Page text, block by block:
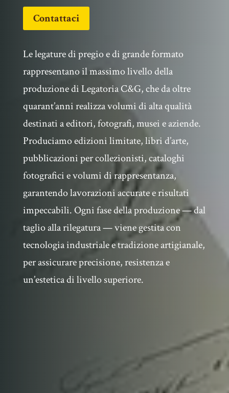
Contattaci
Le legature di pregio e di grande formato
rappresentano il massimo livello della
produzione di Legatoria C&G, che da oltre
quarant’anni realizza volumi di alta qualità
destinati a editori, fotografi, musei e aziende.
Produciamo edizioni limitate, libri d’arte,
pubblicazioni per collezionisti, cataloghi
fotografici e volumi di rappresentanza,
garantendo lavorazioni accurate e risultati
impeccabili. Ogni fase della produzione — dal
taglio alla rilegatura — viene gestita con
tecnologia industriale e tradizione artigianale,
per assicurare precisione, resistenza e
un’estetica di livello superiore.